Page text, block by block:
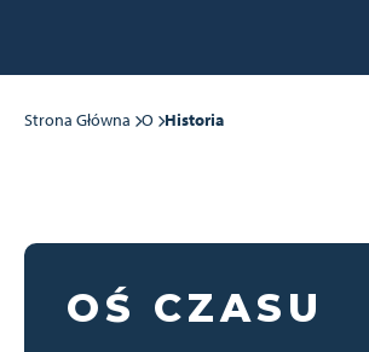
Strona Główna O Historia
OŚ CZASU